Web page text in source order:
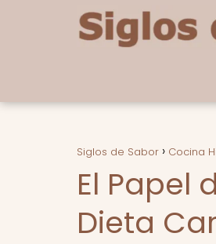
Siglos de Sabor Cocina
El Papel
Dieta